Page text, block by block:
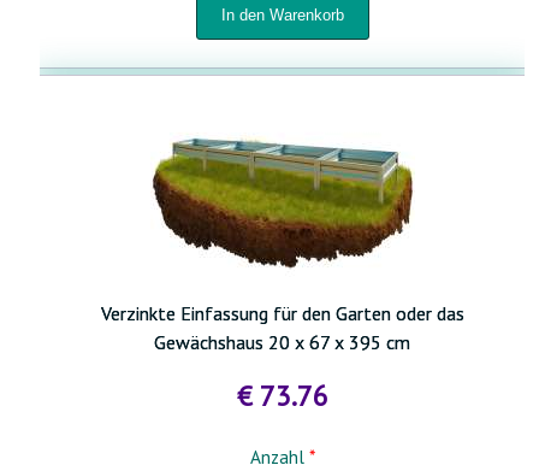
Verzinkte Einfassung für den Garten oder das
Gewächshaus 20 x 67 x 395 cm
€ 73.76
Anzahl *